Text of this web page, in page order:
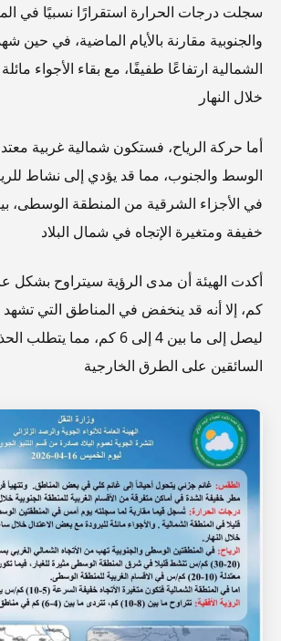
سجلت درجات الحرارة استقرارًا نسبيًا في
والجنوبية مقارنة بالأيام الماضية، في حين
الشمالية ارتفاعًا طفيفًا، مع بقاء الأجواء مائلة
خلال النهار
أما حركة الرياح، فستكون شمالية غربية
الوسط والجنوب، مما قد يؤدي إلى نشاط
في الأجزاء الشرقية من المنطقة الوسطى،
خفيفة ومتغيرة الإتجاه في شمال البلاد
كم، إلا أنه قد ينخفض في المناطق التي تشهد
ليصل إلى ما بين 4 إلى 6 كم، مما
السائقين على الطرق الخارجية